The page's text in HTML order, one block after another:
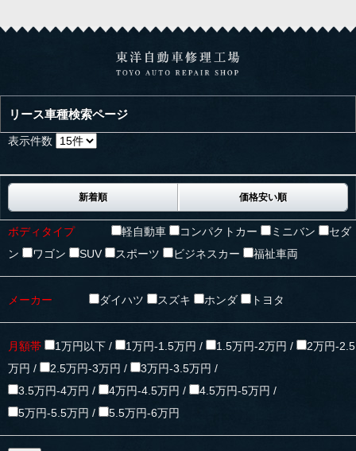
リース車種検索ページ
表示件数
新着順 価格安い順
ボディタイプ 軽自動車 コンパクトカー ミニバン
セダ
ン
ワゴン SUV スポーツ ビジネスカー 福祉車両
メーカー ダイハツ スズキ ホンダ トヨタ
月額帯 1万円以下 / 1万円-1.5万円 / 1.5万円-2万円 /
2万円-2.5
万円 /
2.5万円-3万円 /
3万円-3.5万円 /
3.5万円-4万円 /
4万円-4.5万円 /
4.5万円-5万円 /
5万円-5.5万円 /
5.5万円-6万円